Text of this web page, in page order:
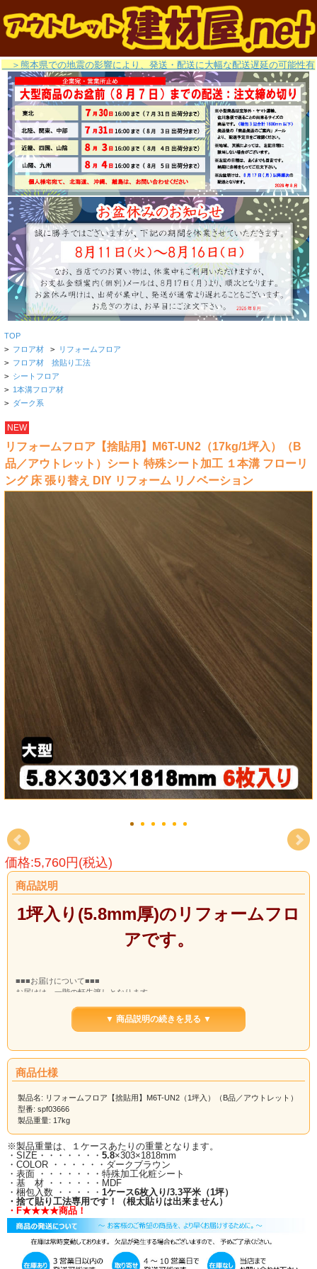
＞熊本県での地震の影響により、発送・配送に大幅な配送遅延の可能性有
TOP
> フロア材 > リフォームフロア
> フロア材 捨貼り工法
> シートフロア
> 1本溝フロア材
> ダーク系
NEW
リフォームフロア【捨貼用】M6T-UN2（17kg/1坪入）（B
品／アウトレット）シート 特殊シート加工 １本溝 フローリ
ング 床 張り替え DIY リフォーム リノベーション
価格:5,760円(税込)
商品説明
1坪入り(5.8mm厚)のリフォームフロ
アです。
■■■お届けについて■■■
お届けは、一階の軒先渡しとなります。
ドライバーは、原則、一人での配送となりますので、ご理解くださいませ。
▼ 商品説明の続きを見る ▼
商品仕様
製品名: リフォームフロア【捨貼用】M6T-UN2（1坪入）（B品／アウトレット）
型番: spf03666
製品重量: 17kg
※製品重量は、１ケースあたりの重量となります。
・SIZE・・・・・・・ 5.8×303×1818mm
・COLOR ・・・・・・ダークブラウン
・表面 ・・・・・・・特殊加工化粧シート
・基 材 ・・・・・・MDF
・梱包入数 ・・・・・ 1ケース6枚入り/3.3平米（1坪）
・捨て貼り工法専用です！（根太貼りは出来ません）
・F★★★★商品！